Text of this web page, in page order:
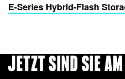
E-Series Hybrid-Flash
JETZT SIND SIE